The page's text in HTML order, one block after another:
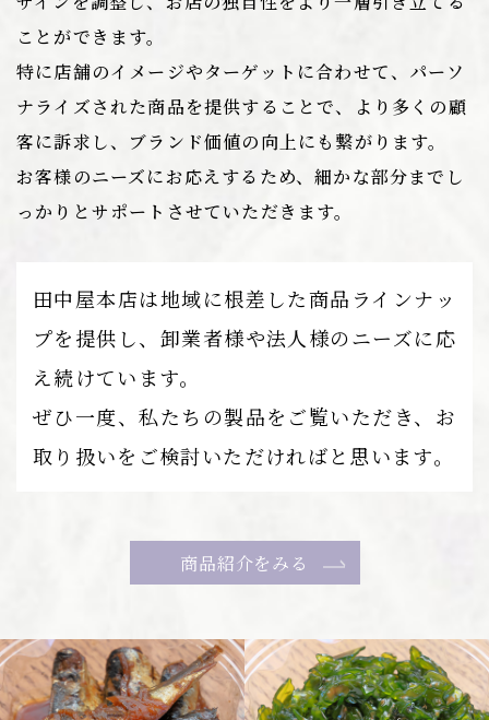
ことができます。
特に店舗のイメージやターゲットに合わせて、パーソ
ナライズされた商品を提供することで、より多くの顧
客に訴求し、ブランド価値の向上にも繋がります。
お客様のニーズにお応えするため、細かな部分までし
っかりとサポートさせていただきます。
田中屋本店は地域に根差した商品ラインナッ
プを提供し、卸業者様や法人様のニーズに応
え続けています。
ぜひ一度、私たちの製品をご覧いただき、お
取り扱いをご検討いただければと思います。
商品紹介をみる